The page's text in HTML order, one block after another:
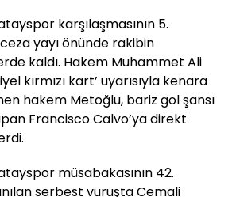
karşılaşmasının 5.
yayı önünde rakibin
kaldı. Hakem Muhammet Ali
kırmızı kart’ uyarısıyla kenara
hakem Metoğlu, bariz gol şansı
Francisco Calvo’ya direkt
müsabakasının 42.
serbest vuruşta Cemali